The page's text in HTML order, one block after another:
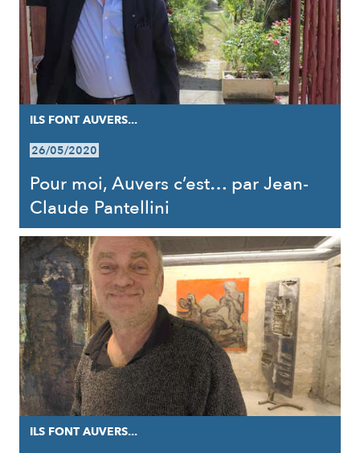
ILS FONT AUVERS...
26/05/2020
Pour moi, Auvers c’est… par Jean-
Claude Pantellini
ILS FONT AUVERS...